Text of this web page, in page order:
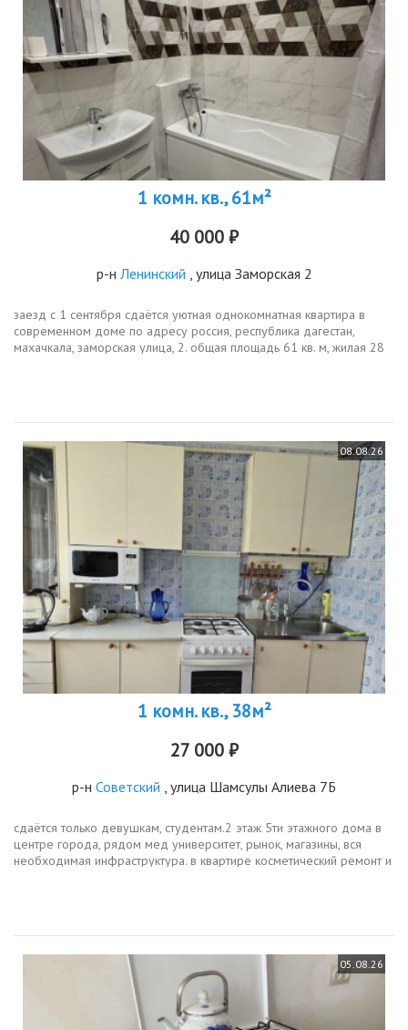
1 комн. кв., 61м²
40 000 ₽
р-н Ленинский , улица Заморская 2
заезд с 1 сентября сдаётся уютная однокомнатная квартира в
современном доме по адресу россия, республика дагестан,
махачкала, заморская улица, 2. общая площадь 61 кв. м, жилая 28
08.08.26
1 комн. кв., 38м²
27 000 ₽
р-н Советский , улица Шамсулы Алиева 7Б
сдаётся только девушкам, студентам.2 этаж 5ти этажного дома в
центре города, рядом мед университет, рынок, магазины, вся
необходимая инфраструктура. в квартире косметический ремонт и
05.08.26